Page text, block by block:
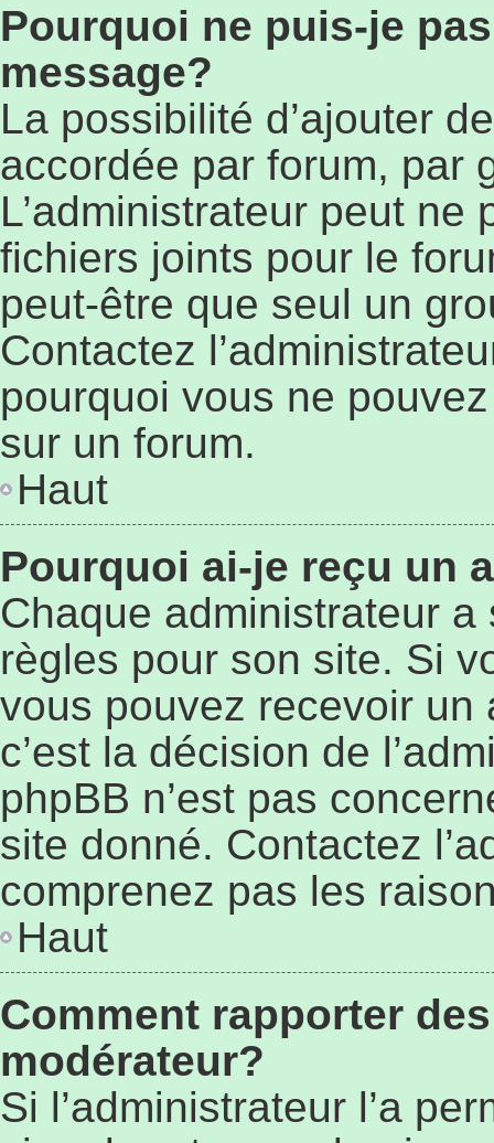
Pourquoi ne puis-je
message?
La possibilité d’ajouter
accordée par forum, par
L’administrateur peut ne
fichiers joints pour le
peut-être que seul un
Contactez
pourquoi vous ne
sur un forum.
Haut
Pourquoi ai-je reçu un
Chaque administrateur
règles pour son site. Si
vous pouvez recevoir un
c’est la décision de
phpBB n’est pas
site donné. Contactez
comprenez pas les
Haut
Comment rapporter
modérateur?
Si l’administrateur l’a